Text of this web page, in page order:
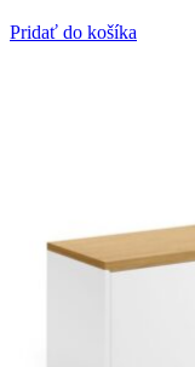
Pridať do košíka